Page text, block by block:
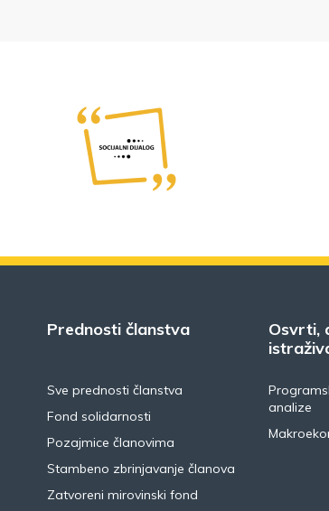
Prednosti članstva
Sve prednosti članstva
Fond solidarnosti
Pozajmice članovima
Stambeno zbrinjavanje članova
Zatvoreni mirovinski fond
Osvrti,
analize